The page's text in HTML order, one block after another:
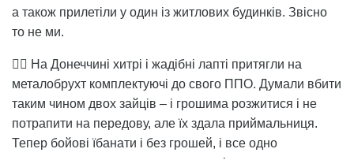
а також прилетіли у один із житлових будинків. Звісно
то не ми.
👉🏻 На Донеччині хитрі і жадібні лапті притягли на
металобрухт комплектуючі до свого ППО. Думали вбити
таким чином двох зайців – і грошима розжитися і не
потрапити на передову, але їх здала приймальниця.
Тепер бойові їбанати і без грошей, і все одно